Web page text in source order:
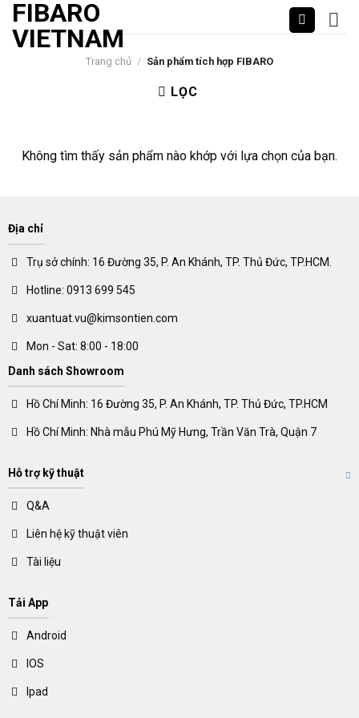
Skip
content
FIBARO
VIETNAM
Trang chủ / Sản phẩm tích hợp FIBARO
LỌC
Không tìm thấy sản phẩm nào khớp với lựa chọn của bạn.
Địa chỉ
Trụ sở chính: 16 Đường 35, P. An Khánh, TP. Thủ Đức, TP.HCM.
Hotline: 0913 699 545
xuantuat.vu@kimsontien.com
Mon - Sat: 8:00 - 18:00
Danh sách Showroom
Hồ Chí Minh: 16 Đường 35, P. An Khánh, TP. Thủ Đức, TP.HCM
Hồ Chí Minh: Nhà mẫu Phú Mỹ Hưng, Trần Văn Trà, Quận 7
Hỗ trợ kỹ thuật
Q&A
Liên hệ kỹ thuật viên
Tài liệu
Tải App
Android
IOS
Ipad